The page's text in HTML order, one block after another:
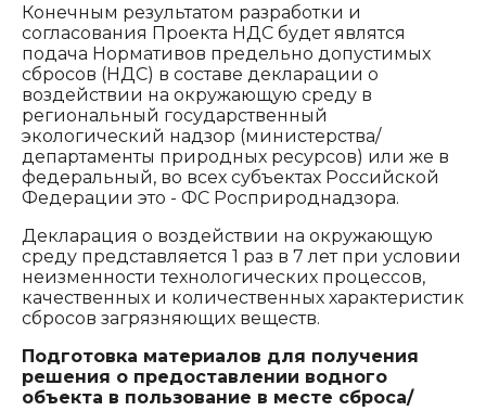
Конечным результатом разработки и
согласования Проекта НДС будет являтся
подача Нормативов предельно допустимых
сбросов (НДС) в составе декларации о
воздействии на окружающую среду в
региональный государственный
экологический надзор (министерства/
департаменты природных ресурсов) или же в
федеральный, во всех субъектах Российской
Федерации это - ФС Росприроднадзора.
Декларация о воздействии на окружающую
среду представляется 1 раз в 7 лет при условии
неизменности технологических процессов,
качественных и количественных характеристик
сбросов загрязняющих веществ.
Подготовка материалов для получения
решения о предоставлении водного
объекта в пользование в месте сброса/